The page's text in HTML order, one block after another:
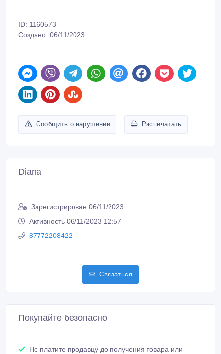
ID: 1160573
Создано: 06/11/2023
Сообщить о нарушении Распечатать
Diana
Зарегистрирован 06/11/2023
Активность 06/11/2023 12:57
87772208422
Связаться
Покупайте безопасно
Не платите продавцу до получения товара или